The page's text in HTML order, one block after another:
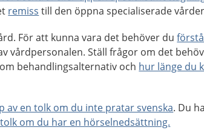
remiss till den öppna specialiserade
För att kunna vara det behöver duförstå
vårdpersonalen. Ställ frågor om det
behandlingsalternativ och hur länge du
av en tolk om du inte pratar svenska. Du
om du har en hörselnedsättning.